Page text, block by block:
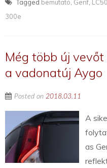
Tagged bemutató Genf
300e
Még több új
a vadonatúj Aygo
Posted on 2018.03.11
A
as